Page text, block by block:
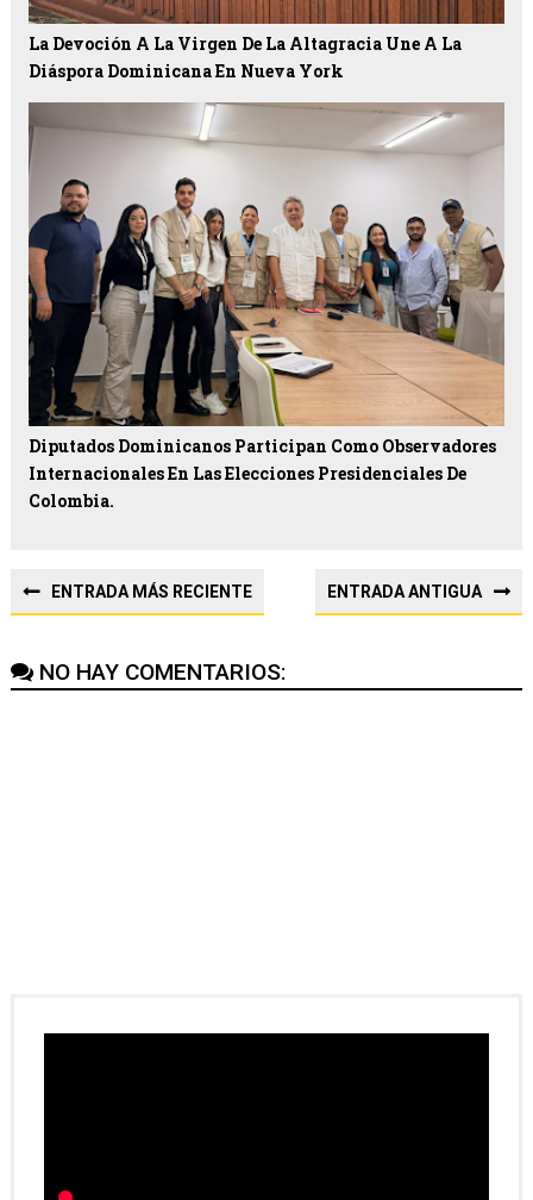
La Devoción A La Virgen De La Altagracia Une A La
Diáspora Dominicana En Nueva York
Diputados Dominicanos Participan Como Observadores
Internacionales En Las Elecciones Presidenciales De
Colombia.
ENTRADA MÁS RECIENTE ENTRADA ANTIGUA
NO HAY COMENTARIOS: